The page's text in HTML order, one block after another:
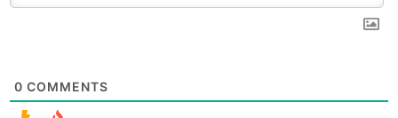
0 COMMENTS